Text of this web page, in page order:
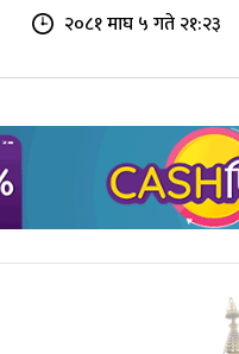
२०८१ माघ ५ गते २१:२३